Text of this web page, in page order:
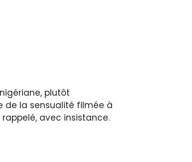
plutôt
de la sensualité filmée à
avec insistance.